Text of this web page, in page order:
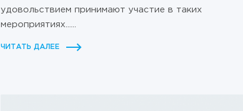
удовольствием принимают участие в таких
мероприятиях......
ЧИТАТЬ ДАЛЕЕ